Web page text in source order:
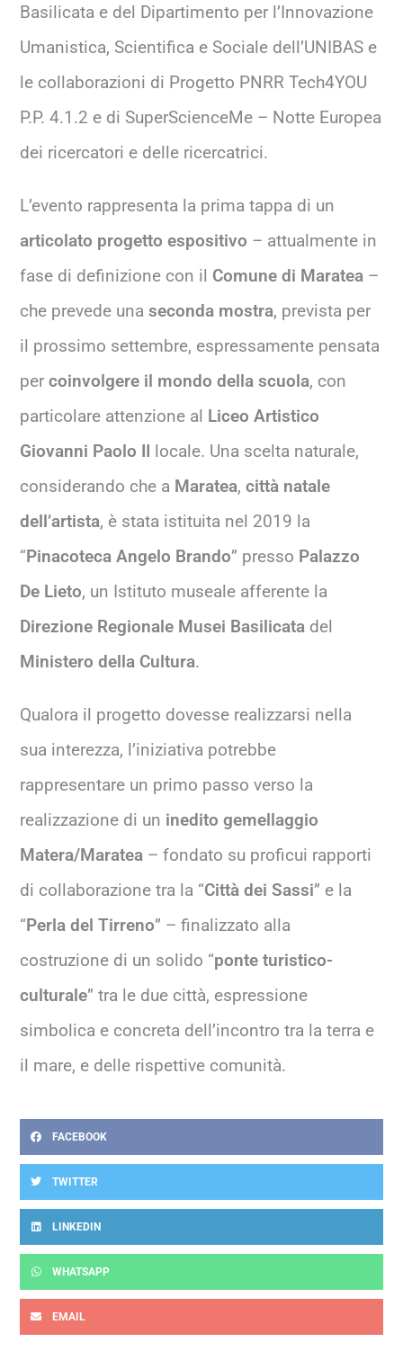
Basilicata e del Dipartimento per l’Innovazione
Umanistica, Scientifica e Sociale dell’UNIBAS e
le collaborazioni di Progetto PNRR Tech4YOU
P.P. 4.1.2 e di SuperScienceMe – Notte Europea
dei ricercatori e delle ricercatrici.
L’evento rappresenta la prima tappa di un
articolato progetto espositivo – attualmente in
fase di definizione con il Comune di Maratea –
che prevede unaseconda mostra, prevista per
il prossimo settembre, espressamente pensata
percoinvolgere il mondo della scuola, con
particolare attenzione al Liceo Artistico
Giovanni Paolo II locale. Una scelta naturale,
considerando che a Maratea,città natale
dell’artista, è stata istituita nel 2019 la
“Pinacoteca Angelo Brando” presso Palazzo
De Lieto, un Istituto museale afferente la
Direzione Regionale Musei Basilicata del
Ministero della Cultura.
Qualora il progetto dovesse realizzarsi nella
sua interezza, l’iniziativa potrebbe
rappresentare un primo passo verso la
realizzazione di un inedito gemellaggio
Matera/Maratea – fondato su proficui rapporti
di collaborazione tra la “Città dei Sassi” e la
“Perla del Tirreno” – finalizzato alla
costruzione di un solido “ponte turistico-
culturale” tra le due città, espressione
simbolica e concreta dell’incontro tra la terra e
il mare, e delle rispettive comunità.
FACEBOOK
TWITTER
LINKEDIN
WHATSAPP
EMAIL